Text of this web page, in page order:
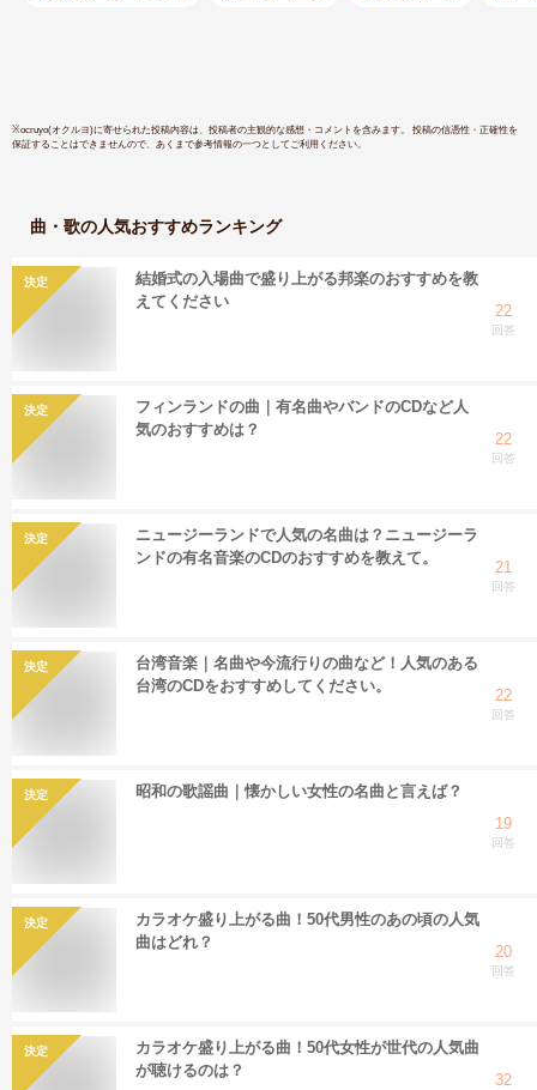
※ocruyo(オクルヨ)に寄せられた投稿内容は、投稿者の主観的な感想・コメントを含みます。 投稿の信憑性・正確性を
保証することはできませんので、あくまで参考情報の一つとしてご利用ください。
曲・歌の人気おすすめランキング
決定
結婚式の入場曲で盛り上がる邦楽のおすすめを教
えてください
22
回答
決定
フィンランドの曲｜有名曲やバンドのCDなど人
気のおすすめは？
22
回答
決定
ニュージーランドで人気の名曲は？ニュージーラ
ンドの有名音楽のCDのおすすめを教えて。
21
回答
決定
台湾音楽｜名曲や今流行りの曲など！人気のある
台湾のCDをおすすめしてください。
22
回答
決定
昭和の歌謡曲｜懐かしい女性の名曲と言えば？
19
回答
決定
カラオケ盛り上がる曲！50代男性のあの頃の人気
曲はどれ？
20
回答
決定
カラオケ盛り上がる曲！50代女性が世代の人気曲
が聴けるのは？
32